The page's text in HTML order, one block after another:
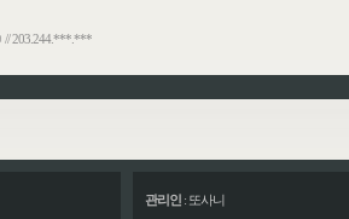
// 203.244.***.***
관리인 : 또사니